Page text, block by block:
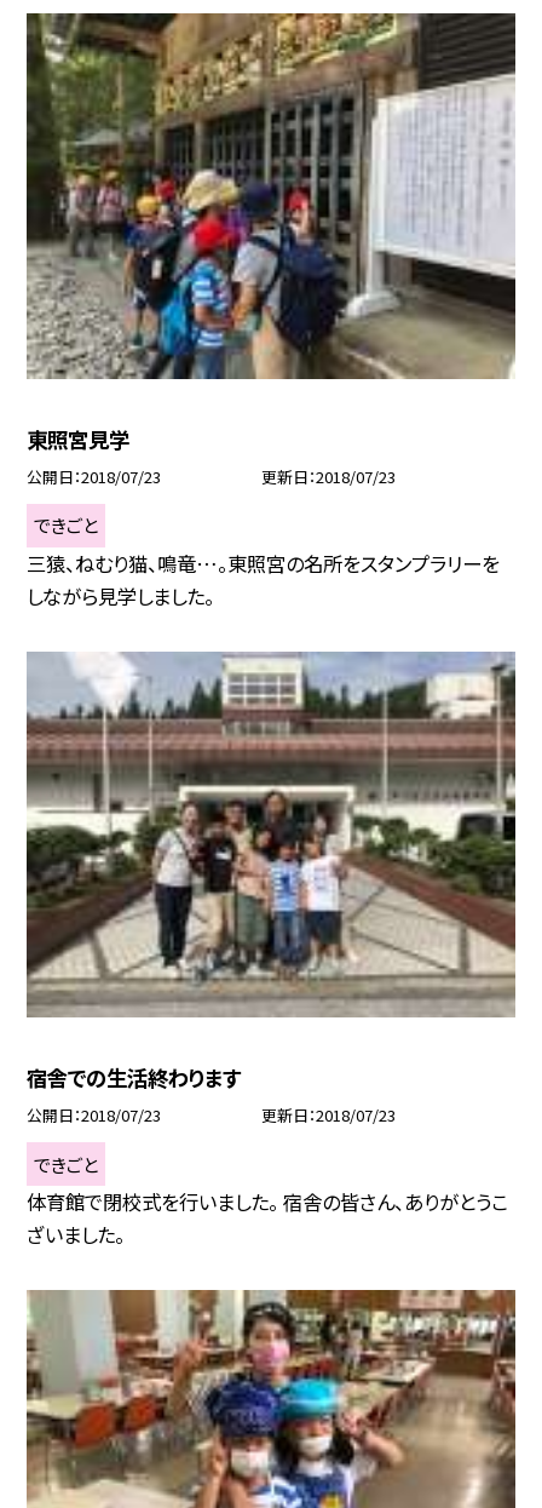
東照宮見学
公開日 2018/07/23 更新日 2018/07/23
できごと
三猿、ねむり猫、鳴竜…。東照宮の名所をスタンプラリーを
しながら見学しました。
宿舎での生活終わります
公開日 2018/07/23 更新日 2018/07/23
できごと
体育館で閉校式を行いました。 宿舎の皆さん、ありがとうこ
ざいました。